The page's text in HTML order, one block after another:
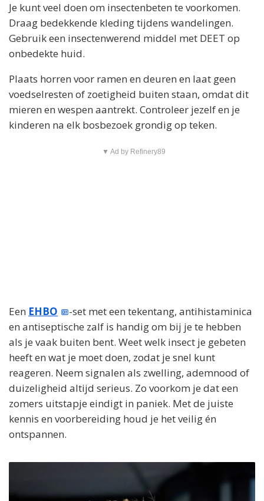
Je kunt veel doen om insectenbeten te voorkomen.
Draag bedekkende kleding tijdens wandelingen.
Gebruik een insectenwerend middel met DEET op
onbedekte huid.
Plaats horren voor ramen en deuren en laat geen
voedselresten of zoetigheid buiten staan, omdat dit
mieren en wespen aantrekt. Controleer jezelf en je
kinderen na elk bosbezoek grondig op teken.
▼ Ad by Refinery89
Een EHBO
-set met een tekentang, antihistaminica
en antiseptische zalf is handig om bij je te hebben
als je vaak buiten bent. Weet welk insect je gebeten
heeft en wat je moet doen, zodat je snel kunt
reageren. Neem signalen als zwelling, ademnood of
duizeligheid altijd serieus. Zo voorkom je dat een
zomers uitstapje eindigt in paniek. Met de juiste
kennis en voorbereiding houd je het veilig én
ontspannen.